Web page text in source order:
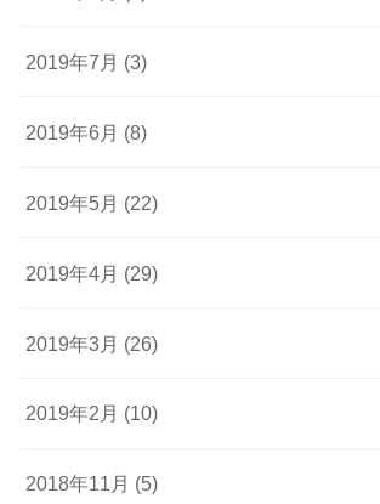
2019年7月 (3)
2019年6月 (8)
2019年5月 (22)
2019年4月 (29)
2019年3月 (26)
2019年2月 (10)
2018年11月 (5)